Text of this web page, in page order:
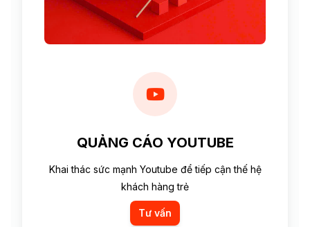
QUẢNG CÁO YOUTUBE
Khai thác sức mạnh Youtube để tiếp cận thế hệ
khách hàng trẻ
Tư vấn